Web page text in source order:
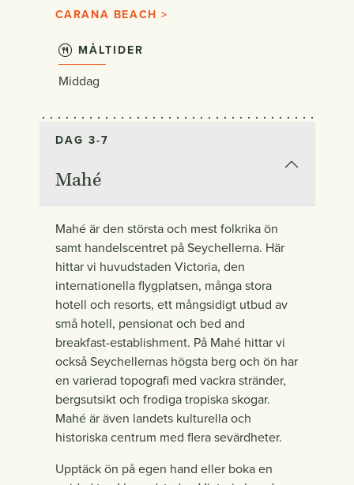
CARANA BEACH >
MÅLTIDER
Middag
DAG 3-7
Mahé
Mahé är den största och mest folkrika ön
samt handelscentret på Seychellerna. Här
hittar vi huvudstaden Victoria, den
internationella flygplatsen, många stora
hotell och resorts, ett mångsidigt utbud av
små hotell, pensionat och bed and
breakfast-establishment. På Mahé hittar vi
också Seychellernas högsta berg och ön har
en varierad topografi med vackra stränder,
bergsutsikt och frodiga tropiska skogar.
Mahé är även landets kulturella och
historiska centrum med flera sevärdheter.
Upptäck ön på egen hand eller boka en